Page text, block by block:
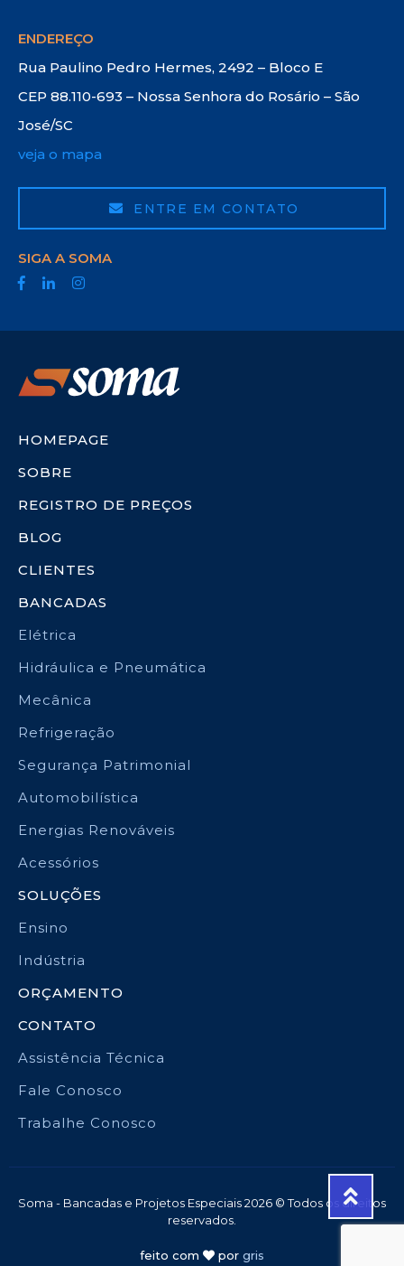
ENDEREÇO
Rua Paulino Pedro Hermes, 2492 – Bloco E
CEP 88.110-693 – Nossa Senhora do Rosário – São
José/SC
veja o mapa
ENTRE EM CONTATO
SIGA A SOMA
HOMEPAGE
SOBRE
REGISTRO DE PREÇOS
BLOG
CLIENTES
BANCADAS
Elétrica
Hidráulica e Pneumática
Mecânica
Refrigeração
Segurança Patrimonial
Automobilística
Energias Renováveis
Acessórios
SOLUÇÕES
Ensino
Indústria
ORÇAMENTO
CONTATO
Assistência Técnica
Fale Conosco
Trabalhe Conosco
Soma - Bancadas e Projetos Especiais 2026 © Todos os direitos
reservados.
feito com por gris